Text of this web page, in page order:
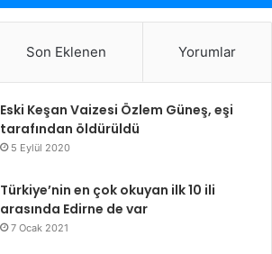
Son Eklenen Yorumlar
Eski Keşan Vaizesi Özlem Güneş, eşi
tarafından öldürüldü
5 Eylül 2020
Türkiye’nin en çok okuyan ilk 10 ili
arasında Edirne de var
7 Ocak 2021